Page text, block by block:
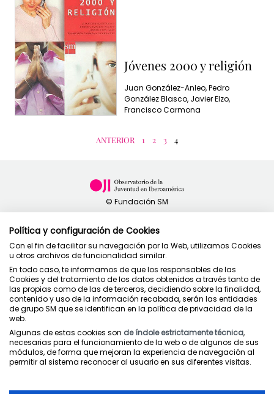
Jóvenes 2000 y religión
Juan González-Anleo, Pedro
González Blasco, Javier Elzo,
Francisco Carmona
ANTERIOR 1 2 3 4
Política de privacidad
Condiciones de uso
Política de cookies
Juntos cuidamos la educación
Política y configuración de Cookies
Con el fin de facilitar su navegación por la Web, utilizamos Cookies
u otros archivos de funcionalidad similar.
En todo caso, te informamos de que los responsables de las
Cookies y del tratamiento de los datos obtenidos a través tanto de
las propias como de las de terceros, decidiendo sobre la finalidad,
contenido y uso de la información recabada, serán las entidades
de grupo SM que se identifican en la política de privacidad de la
web.
Algunas de estas cookies son de índole estrictamente técnica,
necesarias para el funcionamiento de la web o de algunos de sus
módulos, de forma que mejoran la experiencia de navegación al
permitir al sistema reconocer al usuario en sus diferentes visitas.